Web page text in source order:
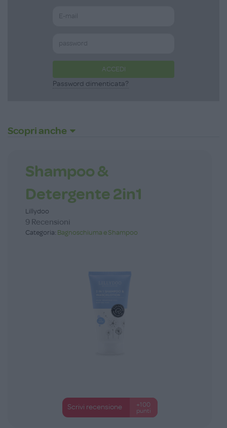
ACCEDI
Password dimenticata?
Scopri anche
Shampoo &
Detergente 2in1
Lillydoo
9 Recensioni
Categoria: Bagnoschiuma e Shampoo
Scrivi recensione
+100
punti